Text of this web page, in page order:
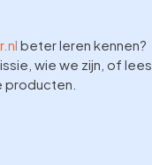
beter leren kennen?
wie we zijn, of lees
producten.